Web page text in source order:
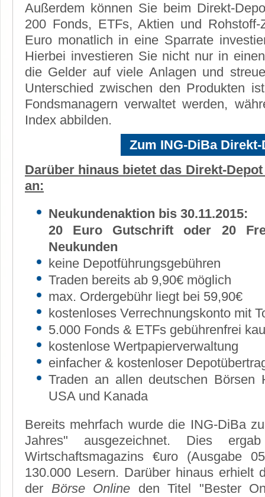
Außerdem können Sie beim Direkt-
200 Fonds, ETFs, Aktien und
Euro monatlich in eine Sparrate
Hierbei investieren Sie nicht nur in
die Gelder auf viele Anlagen und
Unterschied zwischen den Produkten
Fondsmanagern verwaltet werden,
Index abbilden.
Zum ING-DiBa Direkt-
Darüber hinaus bietet das Direkt-
an:
Neukundenaktion bis 30.11.2015:
20 Euro Gutschrift oder 20
Neukunden
keine Depotführungsgebühren
Traden bereits ab 9,90€ möglich
max. Ordergebühr liegt bei 59,90€
kostenloses Verrechnungskonto mit
5.000 Fonds & ETFs gebührenfrei
kostenlose Wertpapierverwaltung
einfacher & kostenloser
Traden an allen deutschen Börsen
USA und Kanada
Bereits mehrfach wurde die ING-DiBa
Jahres" ausgezeichnet. Dies
Wirtschaftsmagazins €uro (Ausgabe
130.000 Lesern. Darüber hinaus erhielt
der Börse Online den Titel "Bester